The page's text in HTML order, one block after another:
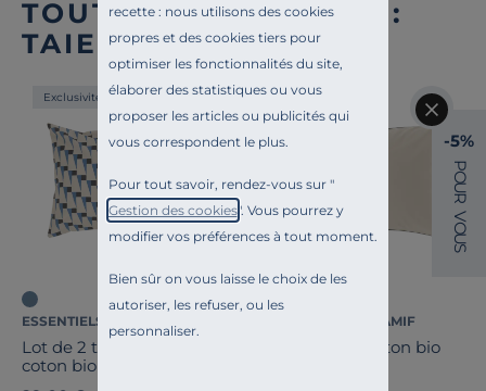
recette : nous utilisons des cookies
propres et des cookies tiers pour
optimiser les fonctionnalités du site,
élaborer des statistiques ou vous
proposer les articles ou publicités qui
vous correspondent le plus.
Pour tout savoir, rendez-vous sur "
Gestion des cookies". Vous pourrez y
modifier vos préférences à tout moment.
Bien sûr on vous laisse le choix de les
autoriser, les refuser, ou les
personnaliser.
TOUTE NOTRE OFFRE :
TAIES D'OREILLER
Exclusivité
ESSENTIELS PAR CAMIF
Lot de 2 taies d'oreiller
coton bio Nautique
Exclusivité
ESSENTIELS PAR CAMIF
Taie d'oreiller coton bio
-5%
P
O
U
R
V
O
U
S